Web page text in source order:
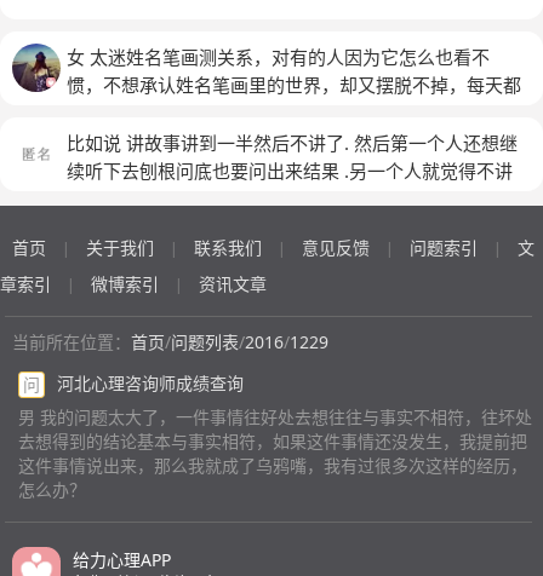
件事不可能百分之百错 我说:但他的错占百分之60 他却回
答我这个出发点就太过片面了 接下来我觉得自己跟他这
个朋友没法继续说下去了 我想问，究竟什么才是对错，
这件事让我再次相信每个人都有不同的观念，不管你认为
对错，他们总会觉得自己是对的
女 太迷姓名笔画测关系，对有的人因为它怎么也看不
惯，不想承认姓名笔画里的世界，却又摆脱不掉，每天都
通，却又无法逃避现实，与人交往不顺畅，比较内向，心
里苦闷。
比如说 讲故事讲到一半然后不讲了. 然后第一个人还想继
续听下去刨根问底也要问出来结果 .另一个人就觉得不讲
首页 | 关于我们 | 联系我们 | 意见反馈 | 问题索引 |
文
章索引
| 微博索引 | 资讯文章
当前所在位置： 首页/问题列表/2016/1229
问
河北心理咨询师成绩查询
男 我的问题太大了，一件事情往好处去想往往与事实不相符，往坏处
去想得到的结论基本与事实相符，如果这件事情还没发生，我提前把
这件事情说出来，那么我就成了乌鸦嘴，我有过很多次这样的经历，
怎么办？
给力心理APP